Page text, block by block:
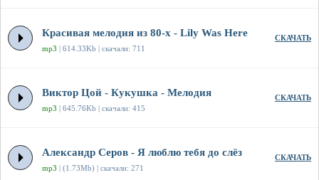
Красивая мелодия из 80-х - Lily Was Here
mp3 | 614.33Kb | скачали: 711
СКАЧАТЬ
Виктор Цой - Кукушка - Мелодия
mp3 | 645.76Kb | скачали: 415
СКАЧАТЬ
Александр Серов - Я люблю тебя до слёз
mp3 | (1.73Mb) | скачали: 271
СКАЧАТЬ